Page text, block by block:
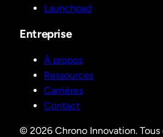
Launchpad
Entreprise
À propos
Ressources
Carrières
Contact
© 2026 Chrono Innovation. Tous